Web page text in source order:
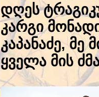
დღეს
კარგი
კაპანაძე, მე
ყველა მის